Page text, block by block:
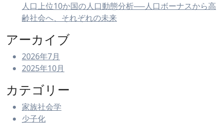
人口上位10か国の人口動態分析──人口ボーナスから高
齢社会へ、それぞれの未来
アーカイブ
2026年7月
2025年10月
カテゴリー
家族社会学
少子化